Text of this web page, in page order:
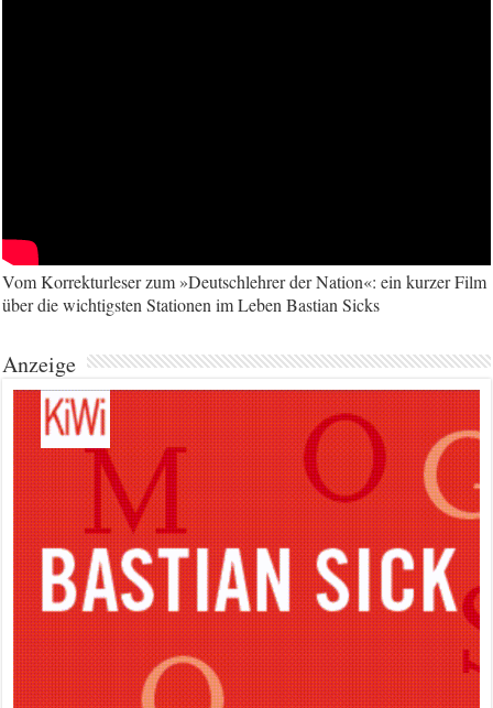
Vom Korrekturleser zum »Deutschlehrer der Nation«: ein kurzer Film
über die wichtigsten Stationen im Leben Bastian Sicks
Anzeige